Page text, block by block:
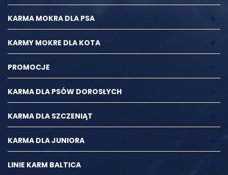
KARMA MOKRA DLA PSA
KARMY MOKRE DLA KOTA
PROMOCJE
KARMA DLA PSÓW DOROSŁYCH
KARMA DLA SZCZENIĄT
KARMA DLA JUNIORA
LINIE KARM BALTICA